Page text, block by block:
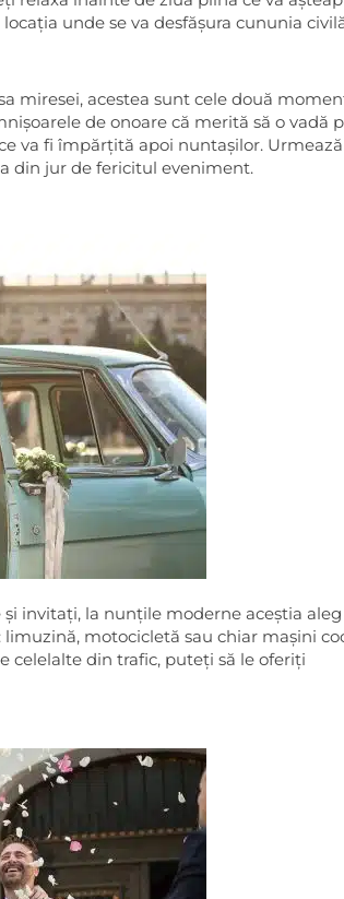
unde se va desfășura cununia
miresei, acestea sunt cele două
de onoare că merită să o vadă
va fi împărțită apoi nuntașilor.
din jur de fericitul eveniment.
invitați, la nunțile moderne aceștia
motocicletă sau chiar mașini
celelalte din trafic, puteți să le oferiți